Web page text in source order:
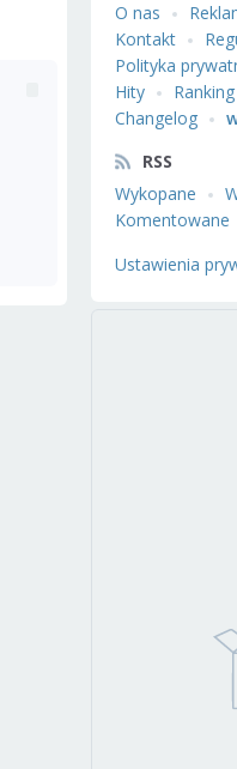
O nas
Kontakt
Polityka
Hity
Ranking
Changelog
RSS
Wykopane
Komentowane
Ustawienia